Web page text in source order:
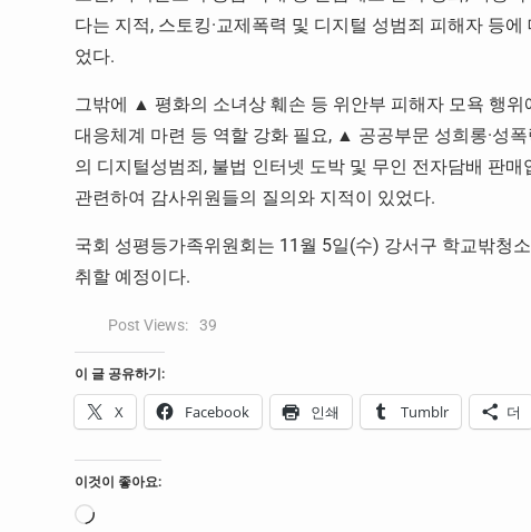
다는 지적, 스토킹·교제폭력 및 디지털 성범죄 피해자 등
었다.
그밖에 ▲ 평화의 소녀상 훼손 등 위안부 피해자 모욕 행
대응체계 마련 등 역할 강화 필요, ▲ 공공부문 성희롱·성
의 디지털성범죄, 불법 인터넷 도박 및 무인 전자담배 판
관련하여 감사위원들의 질의와 지적이 있었다.
국회 성평등가족위원회는 11월 5일(수) 강서구 학교밖청
취할 예정이다.
Post Views: 39
이 글 공유하기:
X Facebook 인쇄 Tumblr 더
이것이 좋아요:
로